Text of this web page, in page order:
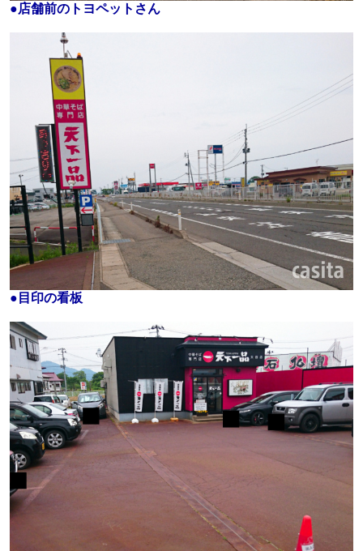
●店舗前のトヨペットさん
● 目印の看板